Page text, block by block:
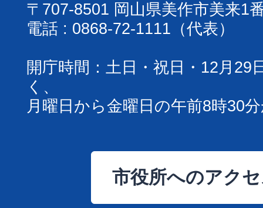
〒707-8501 岡山県美作市美来1
電話 : 0868-72-1111（代表）
開庁時間：土日・祝日・12月29
く、
月曜日から金曜日の午前8時30
市役所へのアク